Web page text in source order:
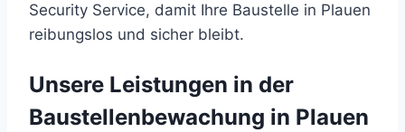
Security Service, damit Ihre Baustelle in Plauen
reibungslos und sicher bleibt.
Unsere Leistungen in der
Baustellenbewachung in Plauen